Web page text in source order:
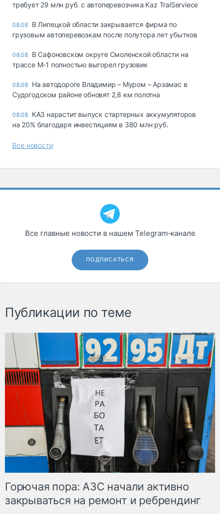
требует 29 млн руб. с автоперевозчика Kaz TralServiece
08.08 В Липецкой области закрывается фирма по
грузовым автоперевозкам после полутора лет убытков
08.08 В Сафоновском округе Смоленской области на
трассе М-1 полностью выгорел грузовик
08.08 На автодороге Владимир – Муром – Арзамас в
Судогодском районе обновят 2,8 км полотна
08.08 КАЗ нарастит выпуск стартерных аккумуляторов
на 20% благодаря инвестициям в 380 млн руб.
Все новости
Все главные новости в нашем Telegram‑канале
ПОДПИСАТЬСЯ
Публикации по теме
Горючая пора: АЗС начали активно
закрываться на ремонт и ребрендинг